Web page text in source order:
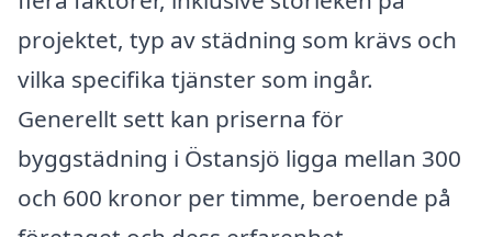
projektet, typ av städning som krävs och
vilka specifika tjänster som ingår.
Generellt sett kan priserna för
byggstädning i Östansjö ligga mellan 300
och 600 kronor per timme, beroende på